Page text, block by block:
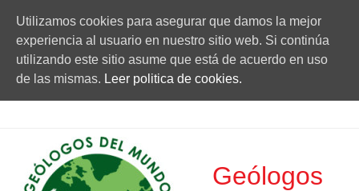
Geólogos
Utilizamos cookies para asegurar que damos la mejor
experiencia al usuario en nuestro sitio web. Si continúa
utilizando este sitio asume que está de acuerdo en uso
de las mismas. Leer politica de cookies.